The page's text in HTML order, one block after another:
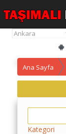
Yol
Hesaplama
Maliyet
Ana Sayfa
Kategori